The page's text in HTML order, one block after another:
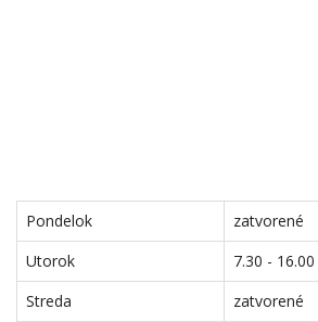
Pondelok
zatvorené
Utorok
7.30 - 16.00
Streda
zatvorené